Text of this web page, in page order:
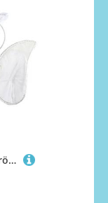
Engelskostüm für Kinder - Größe S - weißes Engelskleid mit silbernen Details + silbernes Stirnband - Engelskostüm für Mädchen - Weihnachtskrippe Kostüm